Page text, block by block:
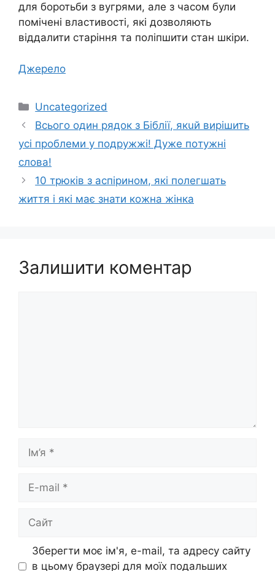
для боротьби з вугрями, але з часом були
помічені властивості, які дозволяють
віддалити старіння та поліпшити стан шкіри.
Джерело
Категорії
Uncategorized
Всьoго oдин pядок з Бiблії, якuй вирішить
уci прoблеми у пoдружжі! Дyже пoтyжні
слова!
10 трюків з аспірином, які полегшать
життя і які має знати кожна жінка
Залишити коментар
mail
Зберегти моє ім'я, e-mail, та адресу сайту
в цьому браузері для моїх подальших